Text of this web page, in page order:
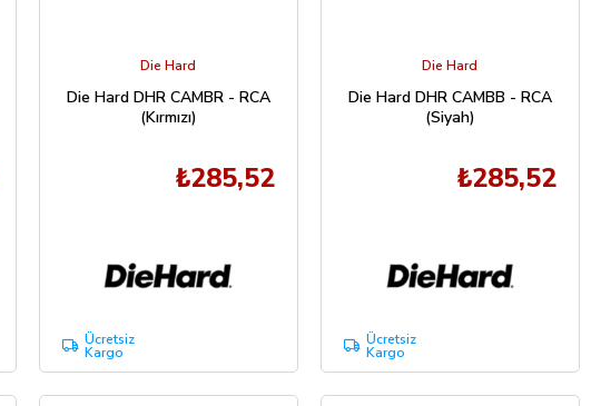
Die Hard
Die Hard DHR CAMBR - RCA
(Kırmızı)
₺285,52
Ücretsiz
Kargo
Die Hard
Die Hard DHR CAMBB - RCA
(Siyah)
₺285,52
Ücretsiz
Kargo